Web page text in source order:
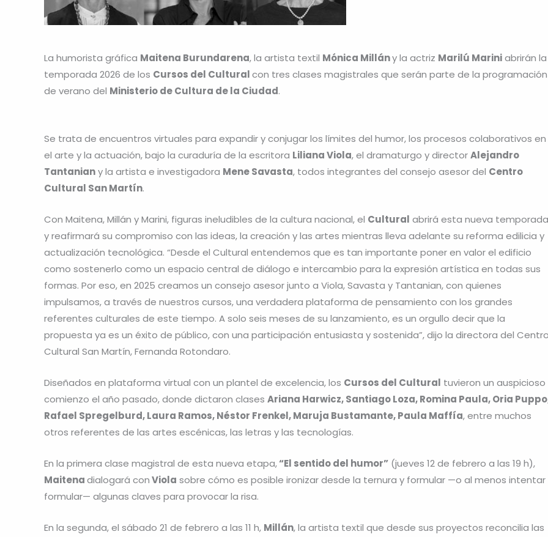
La humorista gráfica Maitena Burundarena, la artista textil Mónica Millány la actriz Marilú Mariniabrirán la
temporada 2026 de los Cursos del Culturalcon tres clases magistrales que serán parte de la programación
de verano del Ministerio de Cultura de la Ciudad.
Se trata de encuentros virtuales para expandir y conjugar los límites del humor, los procesos colaborativos en
el arte y la actuación, bajo la curaduría de la escritora Liliana Viola, el dramaturgo y directorAlejandro
Tantaniany la artista e investigadora Mene Savasta, todos integrantes del consejo asesor del Centro
Cultural San Martín.
Con Maitena, Millán y Marini, figuras ineludibles de la cultura nacional, el Cultural abrirá esta nueva temporada
y reafirmará su compromiso con las ideas, la creación y las artes mientras lleva adelante su reforma edilicia y
actualización tecnológica. “Desde el Cultural entendemos que es tan importante poner en valor el edificio
como sostenerlo como un espacio central de diálogo e intercambio para la expresión artística en todas sus
formas. Por eso, en 2025 creamos un consejo asesor junto a Viola, Savasta y Tantanian, con quienes
impulsamos, a través de nuestros cursos, una verdadera plataforma de pensamiento con los grandes
referentes culturales de este tiempo. A solo seis meses de su lanzamiento, es un orgullo decir que la
propuesta ya es un éxito de público, con una participación entusiasta y sostenida”, dijo la directora del
Cultural San Martín, Fernanda Rotondaro.
Diseñados en plataforma virtual con un plantel de excelencia, los Cursos del Cultural tuvieron un auspicioso
comienzo el año pasado, donde dictaron clases Ariana Harwicz, Santiago Loza, Romina Paula, Oria
Rafael Spregelburd, Laura Ramos, Néstor Frenkel, Maruja Bustamante, Paula Maffía, entre muchos
otros referentes de las artes escénicas, las letras y las tecnologías.
En la primera clase magistral de esta nueva etapa,“El sentido del humor” (jueves 12 de febrero a las 19 h),
Maitenadialogará conViola sobre cómo es posible ironizar desde la ternura y formular —o al menos intentar
formular— algunas claves para provocar la risa.
En la segunda, el sábado 21 de febrero a las 11 h, Millán, la artista textil que desde sus proyectos reconcilia las